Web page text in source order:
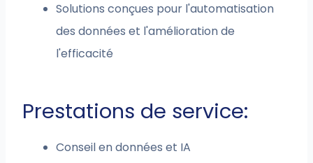
Solutions conçues pour l'automatisation
des données et l'amélioration de
l'efficacité
Prestations de service:
Conseil en données et IA